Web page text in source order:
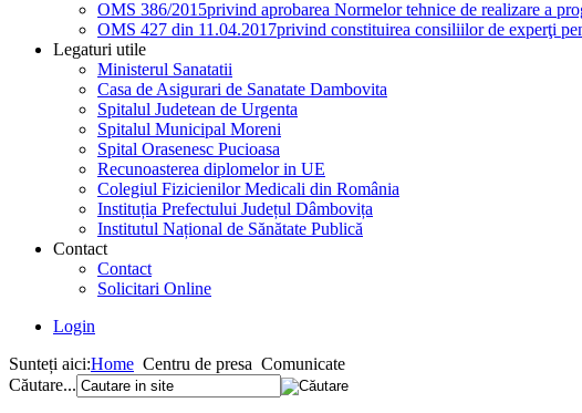
OMS 386/2015privind aprobarea Normelor tehnice de realizare a
OMS 427 din 11.04.2017privind constituirea consiliilor de experţi
Legaturi utile
Ministerul Sanatatii
Casa de Asigurari de Sanatate Dambovita
Spitalul Judetean de Urgenta
Spitalul Municipal Moreni
Spital Orasenesc Pucioasa
Recunoasterea diplomelor in UE
Colegiul Fizicienilor Medicali din România
Instituția Prefectului Județul Dâmbovița
Institutul Național de Sănătate Publică
Contact
Contact
Solicitari Online
Login
Sunteți aici:Home Centru de presa Comunicate
Căutare...